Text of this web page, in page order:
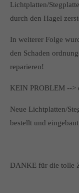
Lichtplatten/
durch den Hagel
In weiterer Folge
den Schaden
reparieren!
KEIN PROBLEM -->
Neue Lichtplatten/
bestellt und
DANKE für die tolle